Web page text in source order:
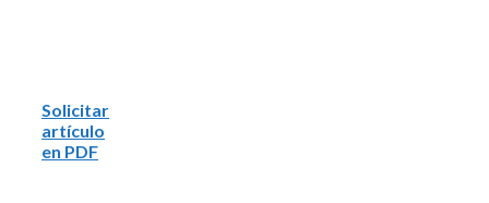
Solicitar
artículo
en PDF